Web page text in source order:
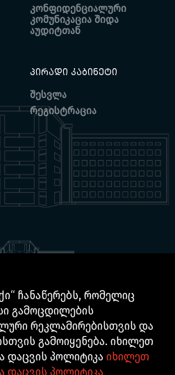
კონფიდენციალური
კომუნიკაცია შიდა
აუდიტთან
ᲞᲘᲠᲐᲓᲘ ᲙᲐᲑᲘᲜᲔᲢᲘ
შესვლა
რეგისტრაცია
IS PROUDLY POWERED BY
ჩანაწერებს, რომელიც
გამოცდილების
რეკლამირებისთვის და
გამოიყენება. იხილეთ
დაცვის პოლიტიკა იხილეთ
დაცვის პოლიტიკა